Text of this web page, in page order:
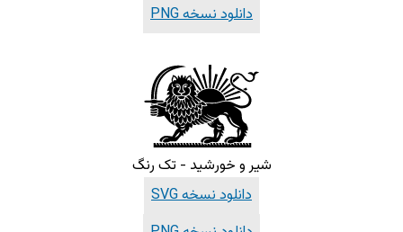
دانلود نسخه PNG
شیر و خورشید - تک رنگ
دانلود نسخه SVG